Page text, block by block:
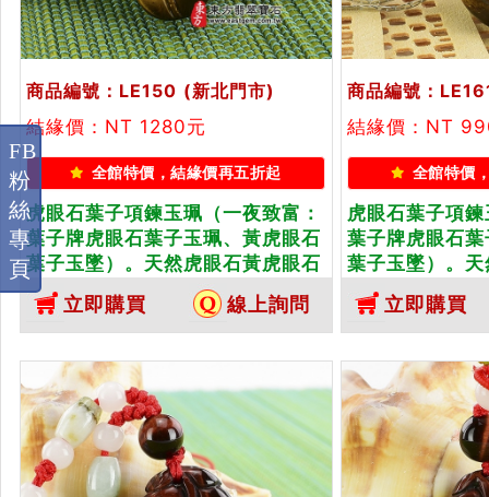
商品編號：LE150 (新北門市)
結緣價：NT 1280元
全館特價，結緣價再五折起
虎眼石葉子項鍊玉珮（一夜致富：
葉子牌虎眼石葉子玉珮、黃虎眼石
葉子玉墜）。天然虎眼石黃虎眼石
葉子，LE150。客製化訂做各種虎
眼石葉子吊墜玉珮項鍊。★東方翡
翠寶石保證卡
立即購買 線上詢問
商品編號：
結緣價：NT
全館特價
虎眼石葉子項
葉子牌虎眼石
葉子玉墜）。
葉子，LE161
眼石葉子吊墜
翠寶石保證卡
立即購買
FB
粉
絲
專
頁